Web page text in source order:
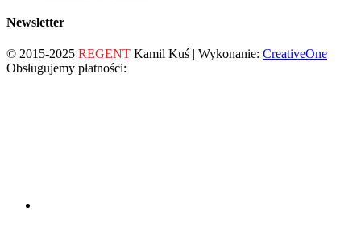
Newsletter
© 2015-2025 REGENT Kamil Kuś | Wykonanie: CreativeOne
Obsługujemy płatności: